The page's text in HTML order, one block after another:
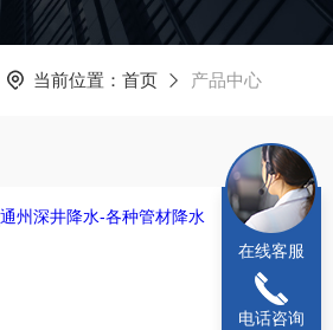
当前位置： 首页 产品中心
在线客服
电话咨询